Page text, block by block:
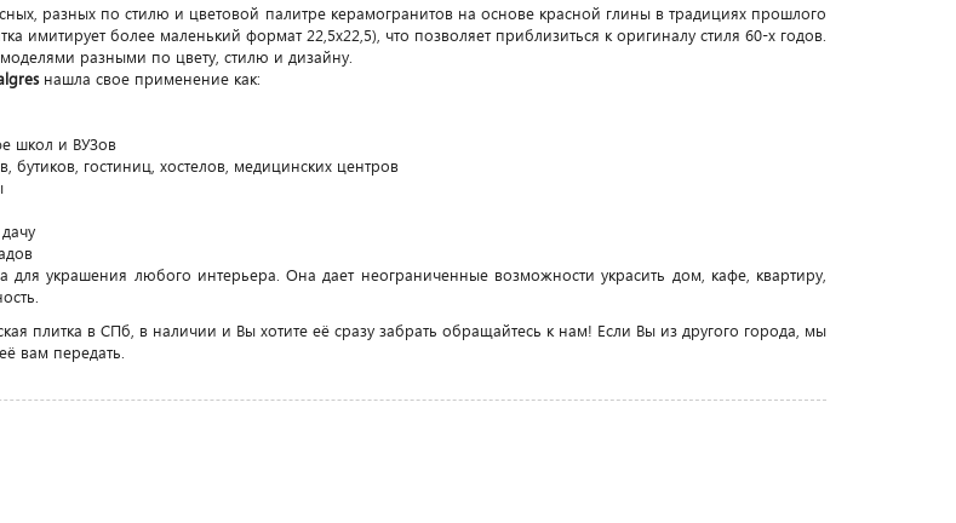
разных по стилю и цветовой палитре керамогранитов на основе красной глины в традициях прошлого
имитирует более маленький формат 22,5x22,5), что позволяет приблизиться к оригиналу стиля 60-х годов.
разными по цвету, стилю и дизайну.
нашла свое применение как:
школ и ВУЗов
гостиниц, хостелов, медицинских центров
украшения любого интерьера. Она дает неограниченные возможности украсить дом, кафе, квартиру,
плитка в СПб, в наличии и Вы хотите её сразу забрать обращайтесь к нам! Если Вы из другого города, мы
вам передать.